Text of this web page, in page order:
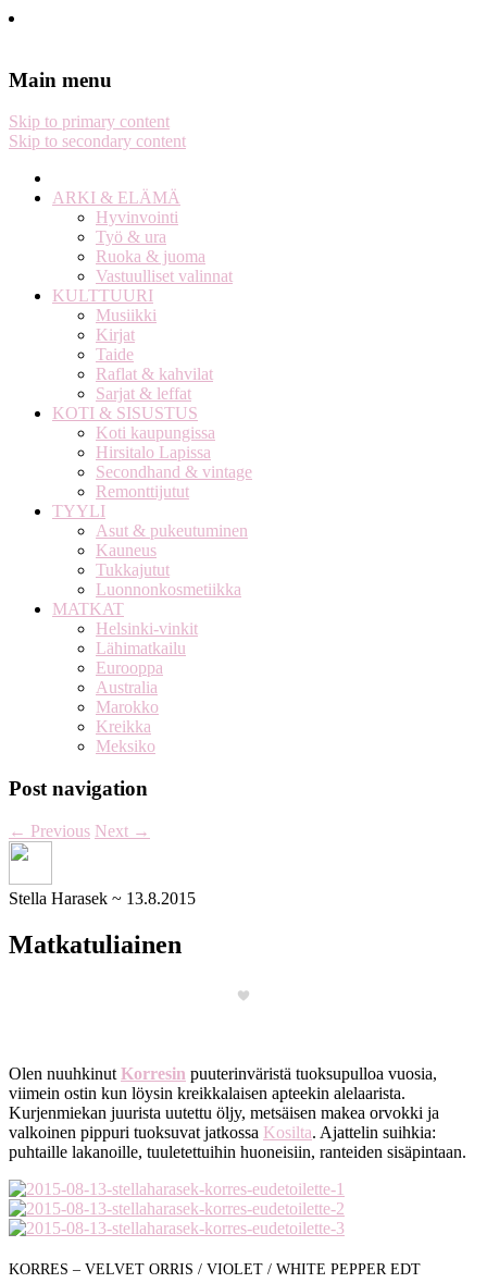
Notes on a life
Main menu
Skip to primary content
Skip to secondary content
ARKI & ELÄMÄ
Hyvinvointi
Työ & ura
Ruoka & juoma
Vastuulliset valinnat
KULTTUURI
Musiikki
Kirjat
Taide
Raflat & kahvilat
Sarjat & leffat
KOTI & SISUSTUS
Koti kaupungissa
Hirsitalo Lapissa
Secondhand & vintage
Remonttijutut
TYYLI
Asut & pukeutuminen
Kauneus
Tukkajutut
Luonnonkosmetiikka
MATKAT
Helsinki-vinkit
Lähimatkailu
Eurooppa
Australia
Marokko
Kreikka
Meksiko
Post navigation
← Previous Next →
Stella Harasek ~ 13.8.2015
Matkatuliainen
Olen nuuhkinutKorresin puuterinväristä tuoksupulloa vuosia,
viimein ostin kun löysin kreikkalaisen apteekin alelaarista.
Kurjenmiekan juurista uutettu öljy, metsäisen makea orvokki ja
valkoinen pippuri tuoksuvat jatkossa Kosilta. Ajattelin suihkia:
puhtaille lakanoille, tuuletettuihin huoneisiin, ranteiden sisäpintaan.
KORRES – VELVET ORRIS / VIOLET / WHITE PEPPER EDT